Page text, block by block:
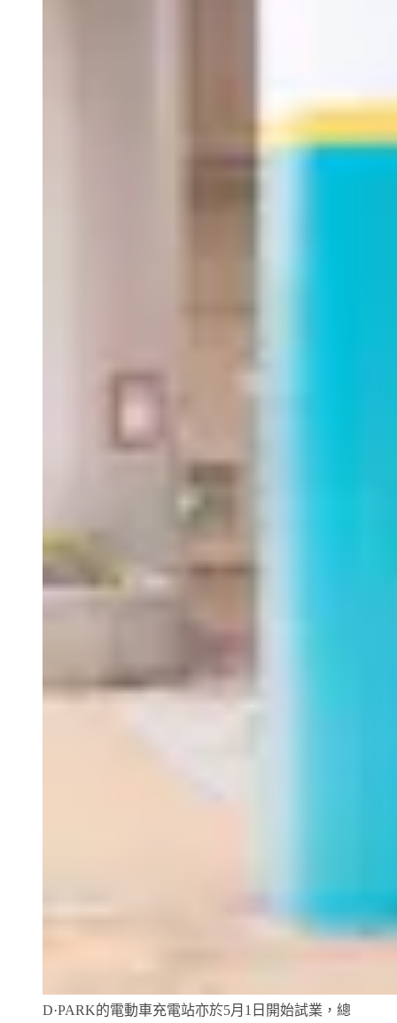
D·PARK的電動車充電站亦於5月1日開始試業，總